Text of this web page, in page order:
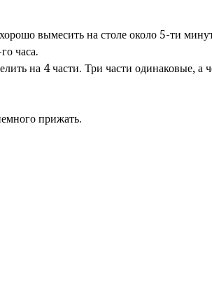
вымесить на столе около 5-ти
часа.
на 4 части. Три части одинаковые, а
прижать.